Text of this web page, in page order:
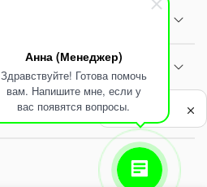
Анна (Менеджер)
Здравствуйте! Готова помочь
вам. Напишите мне, если у
вас появятся вопросы. Политика
обработки